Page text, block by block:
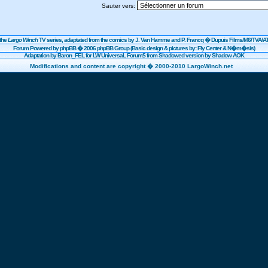
Sauter vers:
Largo WinchTV series, adaptated from the comics by J. Van Hamme and P. Francq �DupuisFilms/M6/TVA/
Forum Powered byphpBB� 2006 phpBB Group (Basic design & pictures by: Fly Center & N�m�sis)
Adaptation by Baron_FEL for LW UniversaL Forum$ from Shadowed version by Shadow AOK
Modifications and content are copyright � 2000-2010 LargoWinch.net